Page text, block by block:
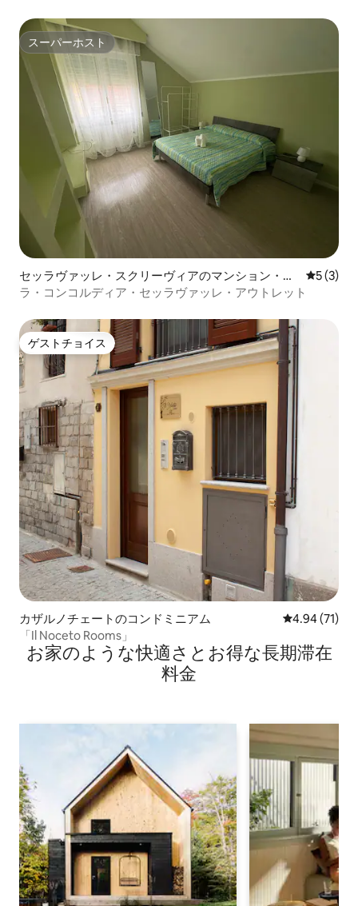
スーパーホスト
スーパーホスト
セッラヴァッレ・スクリーヴィアのマンション・ア
パート
レビュー
5 (3)
ラ・コンコルディア・セッラヴァッレ・アウトレット
ゲストチョイス
ゲストチョイス
カザルノチェートのコンドミニアム レビュー71
4.94 (71)
「Il Noceto Rooms」
お家のような快⁠適⁠さ⁠とお⁠得⁠な長⁠期⁠滞⁠在
料⁠金